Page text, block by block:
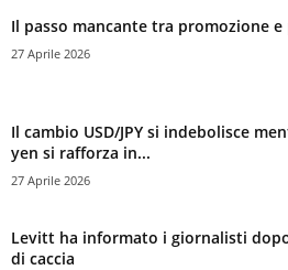
Il passo mancante tra promozione
27 Aprile 2026
Il cambio USD/JPY si indebolisce
yen si rafforza in...
27 Aprile 2026
Levitt ha informato i giornalisti
di caccia